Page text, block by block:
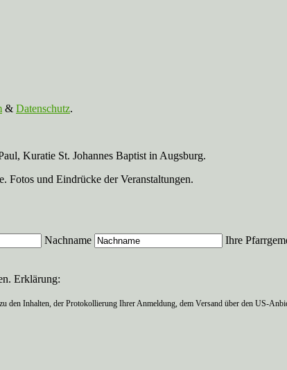
& Datenschutz.
Kuratie St. Johannes Baptist in Augsburg.
Fotos und Eindrücke der Veranstaltungen.
Nachname Ihre
Erklärung:
Inhalten, der Protokollierung Ihrer Anmeldung, dem Versand über den US-